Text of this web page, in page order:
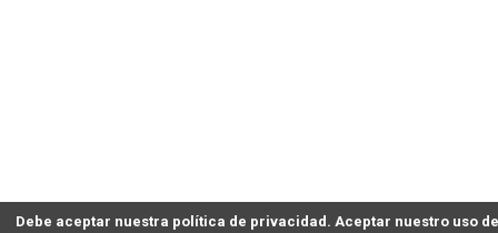
Debe aceptar nuestra política de privacidad. Aceptar nuestro uso de